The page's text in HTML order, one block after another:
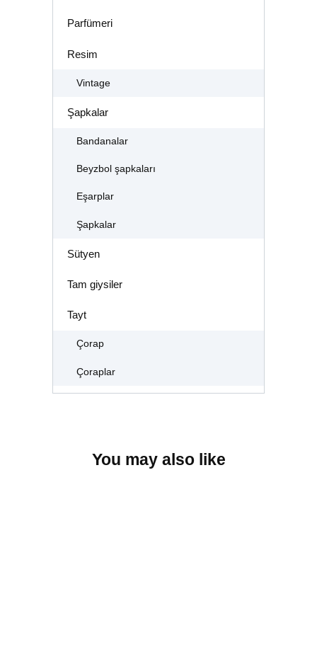
Parfümeri
Resim
Vintage
Şapkalar
Bandanalar
Beyzbol şapkaları
Eşarplar
Şapkalar
Sütyen
Tam giysiler
Tayt
Çorap
Çoraplar
You may also like